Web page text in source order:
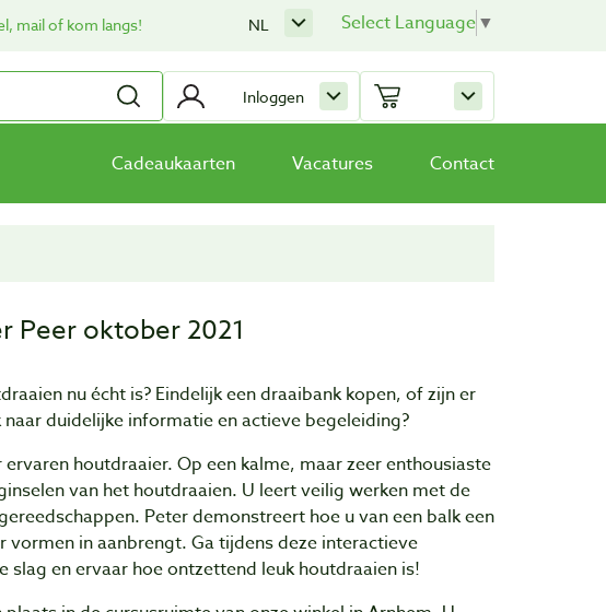
mail of kom langs! Select Language▼
NL
Inloggen
Cadeaukaarten Vacatures Contact
Peer oktober 2021
nu écht is? Eindelijk een draaibank kopen, of zijn er
duidelijke informatie en actieve begeleiding?
ervaren houtdraaier. Op een kalme, maar zeer enthousiaste
van het houtdraaien. U leert veilig werken met de
Peter demonstreert hoe u van een balk een
vormen in aanbrengt. Ga tijdens deze interactieve
slag en ervaar hoe ontzettend leuk houtdraaien is!